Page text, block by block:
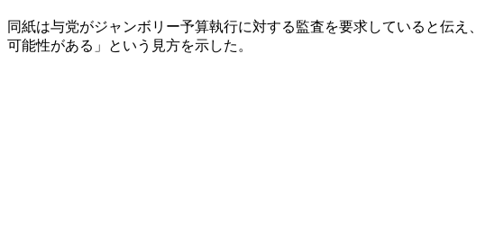
同紙は与党がジャンボリー予算執行に対する監査を要求していると伝え
可能性がある」という見方を示した。